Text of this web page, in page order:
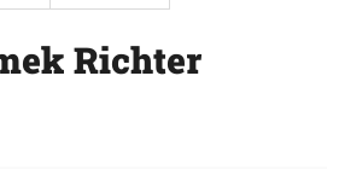
Richter